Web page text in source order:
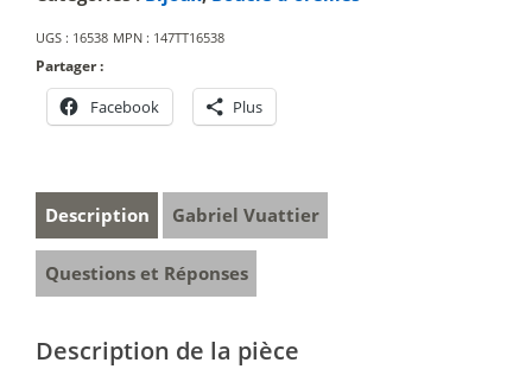
UGS : 16538 MPN : 147TT16538
Partager :
Facebook Plus
Description Gabriel Vuattier
Questions et Réponses
Description de la pièce